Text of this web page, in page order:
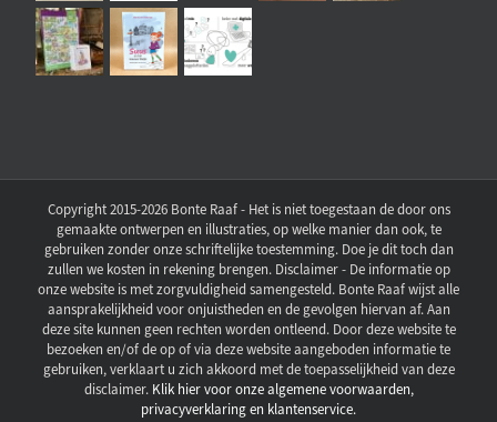
Copyright 2015-2026 Bonte Raaf - Het is niet toegestaan de door ons
gemaakte ontwerpen en illustraties, op welke manier dan ook, te
gebruiken zonder onze schriftelijke toestemming. Doe je dit toch dan
zullen we kosten in rekening brengen. Disclaimer - De informatie op
onze website is met zorgvuldigheid samengesteld. Bonte Raaf wijst alle
aansprakelijkheid voor onjuistheden en de gevolgen hiervan af. Aan
deze site kunnen geen rechten worden ontleend. Door deze website te
bezoeken en/of de op of via deze website aangeboden informatie te
gebruiken, verklaart u zich akkoord met de toepasselijkheid van deze
disclaimer. Klik hier voor onze algemene voorwaarden,
privacyverklaring en klantenservice.